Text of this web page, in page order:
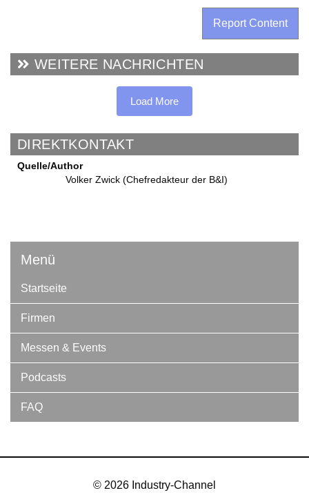
Report Content
WEITERE NACHRICHTEN
Load More
DIREKTKONTAKT
Quelle/Author
Volker Zwick (Chefredakteur der B&I)
Menü
Startseite
Firmen
Messen & Events
Podcasts
FAQ
© 2026 Industry-Channel